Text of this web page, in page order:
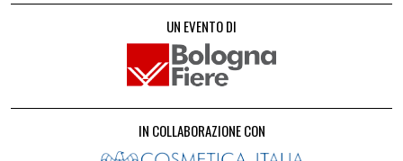
UN EVENTO DI
IN COLLABORAZIONE CON